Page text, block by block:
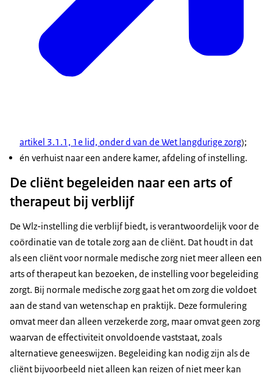
artikel 3.1.1, 1e lid, onder d van de Wet langdurige zorg);
én verhuist naar een andere kamer, afdeling of instelling.
De cliënt begeleiden naar een arts of
therapeut bij verblijf
De Wlz-instelling die verblijf biedt, is verantwoordelijk voor de
coördinatie van de totale zorg aan de cliënt. Dat houdt in dat
als een cliënt voor normale medische zorg niet meer alleen een
arts of therapeut kan bezoeken, de instelling voor begeleiding
zorgt. Bij normale medische zorg gaat het om zorg die voldoet
aan de stand van wetenschap en praktijk. Deze formulering
omvat meer dan alleen verzekerde zorg, maar omvat geen zorg
waarvan de effectiviteit onvoldoende vaststaat, zoals
alternatieve geneeswijzen. Begeleiding kan nodig zijn als de
cliënt bijvoorbeeld niet alleen kan reizen of niet meer kan